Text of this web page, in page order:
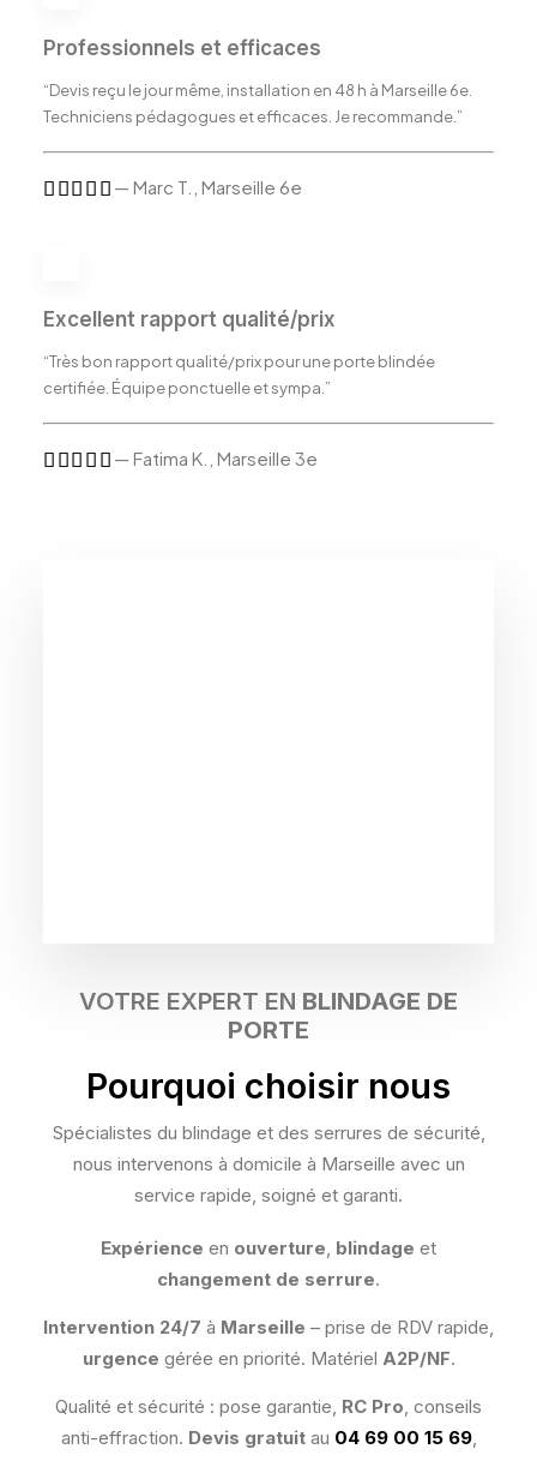
Professionnels et efficaces
“Devis reçu le jour même, installation en 48 h à Marseille 6e.
Techniciens pédagogues et efficaces. Je recommande.”
— Marc T., Marseille 6e
Excellent rapport qualité/prix
“Très bon rapport qualité/prix pour une porte blindée
certifiée. Équipe ponctuelle et sympa.”
— Fatima K., Marseille 3e
VOTRE EXPERT EN BLINDAGE DE
PORTE
Pourquoi choisir nous
Spécialistes du blindage et des serrures de sécurité,
nous intervenons à domicile à Marseille avec un
service rapide, soigné et garanti.
Expérience en ouverture, blindage et
changement de serrure.
Intervention 24/7 à Marseille – prise de RDV rapide,
urgence gérée en priorité. Matériel A2P/NF.
Qualité et sécurité : pose garantie, RC Pro, conseils
anti-effraction. Devis gratuitau 04 69 00 15 69,